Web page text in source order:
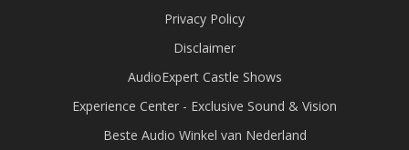
Privacy Policy
Disclaimer
AudioExpert Castle Shows
Experience Center - Exclusive Sound & Vision
Beste Audio Winkel van Nederland